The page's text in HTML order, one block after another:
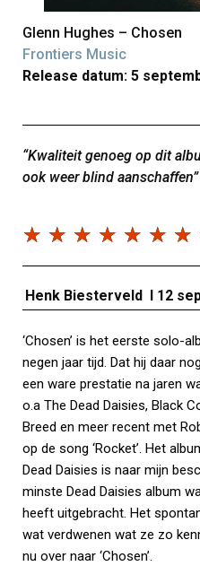
Glenn Hughes – Chosen
Frontiers Music
Release datum: 5
“Kwaliteit genoeg op dit
ook weer blind aanschaffen”
☆ ☆ ☆ ☆ ☆ ☆ ☆
Henk Biesterveld I 12
‘Chosen’ is het eerste solo-
negen jaar tijd. Dat hij daar
een ware prestatie na jaren
o.a The Dead Daisies, Black
Breed en meer recent met
op de song ‘Rocket’. Het
Dead Daisies is naar mijn
minste Dead Daisies album
heeft uitgebracht. Het
wat verdwenen wat ze zo
nu over naar ‘Chosen’.